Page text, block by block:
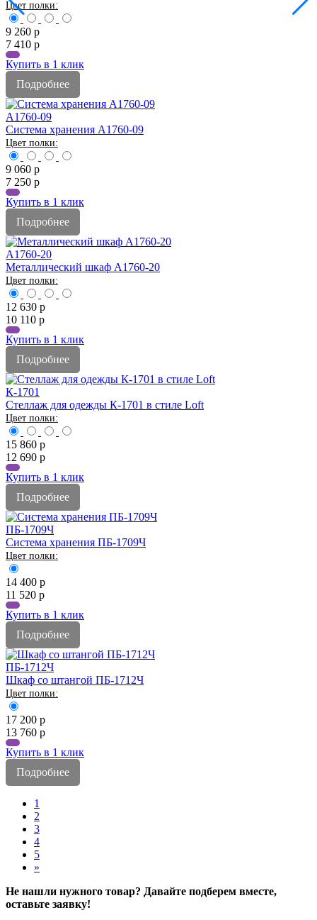
9 260 р
7 410 р
Купить в 1 клик
Подробнее
A1760-09
Система хранения A1760-09
9 060 р
7 250 р
Купить в 1 клик
Подробнее
A1760-20
Металлический шкаф A1760-20
12 630 р
10 110 р
Купить в 1 клик
Подробнее
К-1701
Стеллаж для одежды К-1701 в стиле Loft
15 860 р
12 690 р
Купить в 1 клик
Подробнее
ПБ-1709Ч
Система хранения ПБ-1709Ч
14 400 р
11 520 р
Купить в 1 клик
Подробнее
ПБ-1712Ч
Шкаф со штангой ПБ-1712Ч
17 200 р
13 760 р
Купить в 1 клик
Подробнее
1
2
3
4
5
»
Не нашли нужного товар? Давайте подберем вместе,
оставьте заявку!